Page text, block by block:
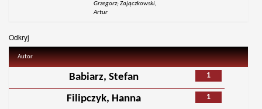
Grzegorz; Zajączkowski,
Artur
Odkryj
Autor
1
Babiarz, Stefan
1
Filipczyk, Hanna